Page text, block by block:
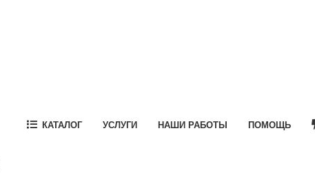
КАТАЛОГ УСЛУГИ НАШИ РАБОТЫ ПОМОЩЬ